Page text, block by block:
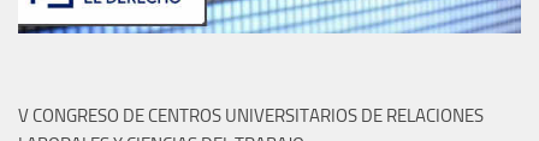
V CONGRESO DE CENTROS UNIVERSITARIOS DE RELACIONES